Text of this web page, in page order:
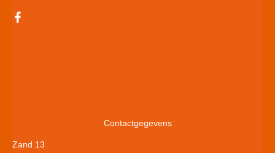
Contactgegevens
Zand 13